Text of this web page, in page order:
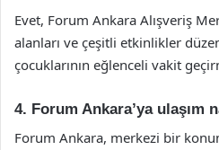
Evet, Forum Ankara Alışveriş
alanları ve çeşitli etkinlikler
çocuklarının eğlenceli vakit
4. Forum Ankara’ya ulaşım
Forum Ankara, merkezi bir